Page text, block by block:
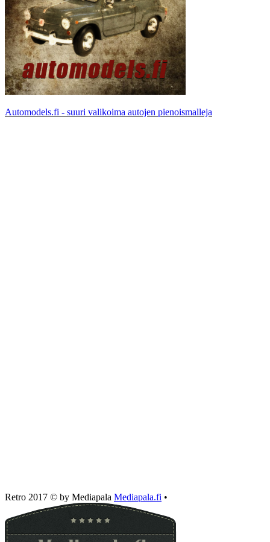
Automodels.fi - suuri valikoima autojen pienoismalleja
Retro 2017 © by Mediapala Mediapala.fi •